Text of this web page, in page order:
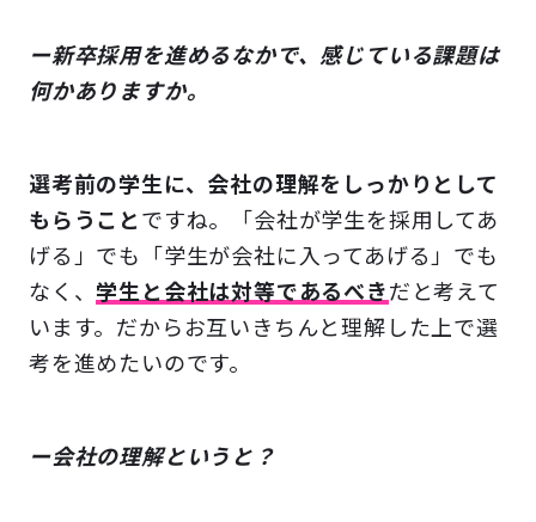
ー新卒採用を進めるなかで、感じている課題は
何かありますか。
選考前の学生に、会社の理解をしっかりとして
もらうこと ですね。「会社が学生を採用してあ
げる」でも「学生が会社に入ってあげる」でも
なく、 学生と会社は対等であるべきだと考えて
います。だからお互いきちんと理解した上で選
考を進めたいのです。
ー会社の理解というと？